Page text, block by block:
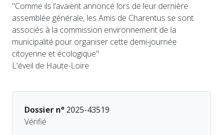
"Comme ils l’avaient annoncé lors de leur dernière
assemblée générale, les Amis de Charentus se sont
associés à la commission environnement de la
municipalité pour organiser cette demi-journée
citoyenne et écologique"
L'éveil de Haute-Loire
Dossier n° 2025-43519
Vérifié